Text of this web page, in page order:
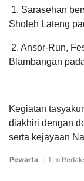
1. Sarasehan
Sholeh Lateng
2. Ansor-Run,
Blambangan
Kegiatan
diakhiri dengan
serta kejayaan
Pewarta : Tim